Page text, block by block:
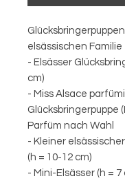
elsässischen Familie
- Elsässer
cm)
- Miss Alsace
Glücksbringerpuppe
Parfüm nach Wahl
- Kleiner
(h = 10-12 cm)
- Mini-Elsässer (h = 7